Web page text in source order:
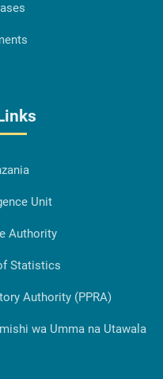
Unit
Authority
Statistics
Authority (PPRA)
wa Umma na Utawala